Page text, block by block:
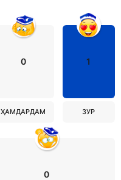
0
ҲАМДАРДАМ
1
ЗУР
0